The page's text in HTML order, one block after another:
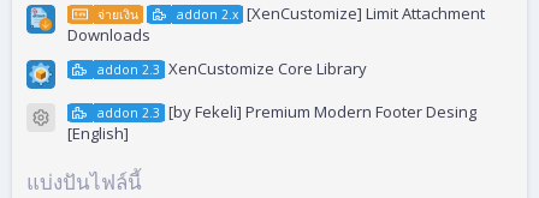
จ่ายเงิน addon 2.x [XenCustomize] Limit Attachment
Downloads
addon 2.3 XenCustomize Core Library
ไอคอนไฟล์addon 2.3 [by Fekeli] Premium Modern Footer Desing
[English]
แบ่งปันไฟล์นี้